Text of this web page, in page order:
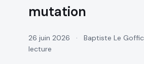
mutation
26 juin 2026 · Baptiste Le Goffic
lecture